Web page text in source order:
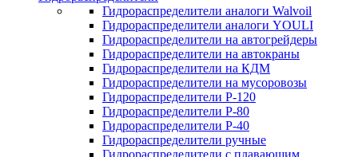
Гидрораспределители аналоги Walvoil
Гидрораспределители аналоги YOULI
Гидрораспределители на автогрейдеры
Гидрораспределители на автокраны
Гидрораспределители на КДМ
Гидрораспределители на мусоровозы
Гидрораспределители Р-120
Гидрораспределители Р-80
Гидрораспределители Р-40
Гидрораспределители ручные
Гидрораспределители с плавающим